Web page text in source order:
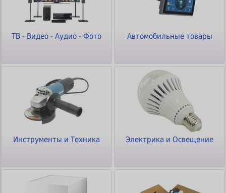
ТВ - Видео - Аудио - Фото Автомобильные товары
Инструменты и Техника Электрика и Освещение